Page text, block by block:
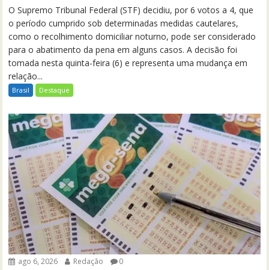
O Supremo Tribunal Federal (STF) decidiu, por 6 votos a 4, que
o período cumprido sob determinadas medidas cautelares,
como o recolhimento domiciliar noturno, pode ser considerado
para o abatimento da pena em alguns casos. A decisão foi
tomada nesta quinta-feira (6) e representa uma mudança em
relação...
Brasil Destaque
ago 6, 2026 Redação 0